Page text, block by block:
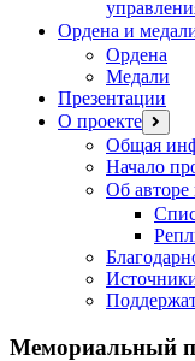
Ордена и
Ордена
Медали
Презентации
О проекте
меню
Общая
Начало
Об авторе
Мемориальный